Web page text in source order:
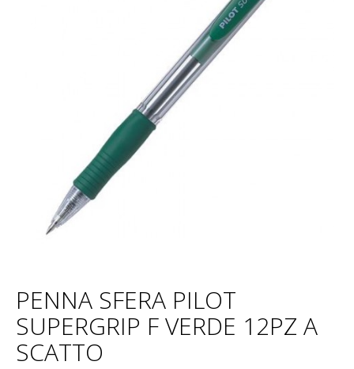
PENNA SFERA PILOT
SUPERGRIP F VERDE 12PZ A
SCATTO